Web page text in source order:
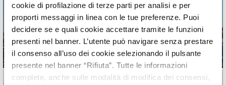
cookie di profilazione di terze parti per analisi e per
proporti messaggi in linea con le tue preferenze. Puoi
decidere se e quali cookie accettare tramite le funzioni
presenti nel banner. L’utente può navigare senza prestare
il consenso all’uso dei cookie selezionando il pulsante
presente nel banner “Rifiuta”. Tutte le informazioni
complete, anche sulle modalità di modifica dei consensi,
El Aparcamiento
oficial del Puerto de
Civitavecchia
Horarios, precios y información útil